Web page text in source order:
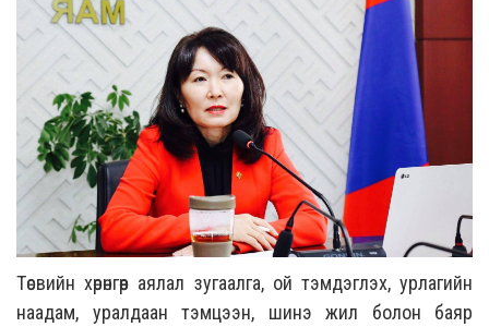
Төсвийн хөрөнгөөр аялал зугаалга, ой тэмдэглэх, урлагийн
наадам, уралдаан тэмцээн, шинэ жил болон баяр